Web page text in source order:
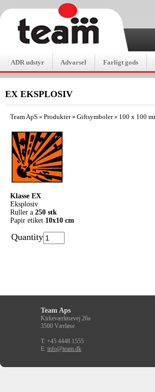
ADR udstyr Advarsel Farligt gods
EX EKSPLOSIV
Team ApS » Produkter» Giftsymboler» 100 x 100
Klasse EX
Eksplosiv
Ruller a 250 stk
Papir etiket 10x10 cm
Quantity
Team Aps
Kirkeværløsevej 26a
3500 Værløse
T: +45 4448 1555
E: info@team.dk